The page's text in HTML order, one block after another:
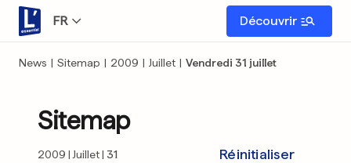
FR Découvrir
News | Sitemap | 2009 | Juillet | Vendredi 31 juillet
Sitemap
2009 Juillet 31 Réinitialiser